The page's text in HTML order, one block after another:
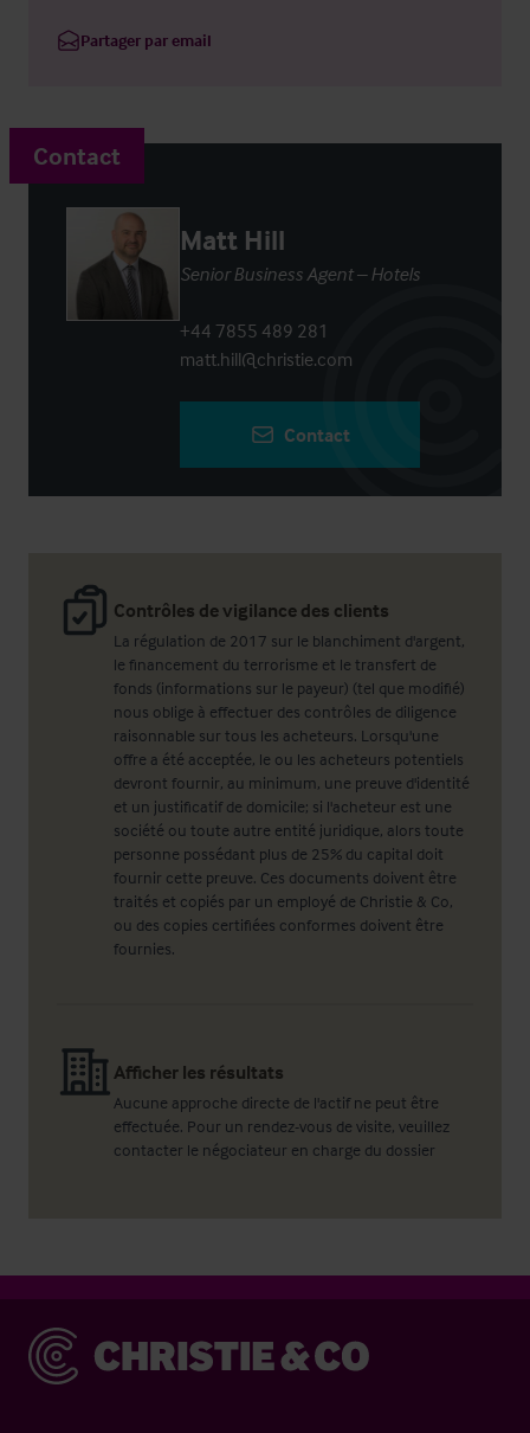
Partager par email
Contrôles de vigilance des clients
La régulation de 2017 sur le blanchiment d'argent,
le financement du terrorisme et le transfert de
fonds (informations sur le payeur) (tel que modifié)
nous oblige à effectuer des contrôles de diligence
raisonnable sur tous les acheteurs. Lorsqu'une
offre a été acceptée, le ou les acheteurs potentiels
devront fournir, au minimum, une preuve d'identité
et un justificatif de domicile; si l'acheteur est une
société ou toute autre entité juridique, alors toute
personne possédant plus de 25% du capital doit
fournir cette preuve. Ces documents doivent être
traités et copiés par un employé de Christie & Co,
ou des copies certifiées conformes doivent être
fournies.
Afficher les résultats
Aucune approche directe de l'actif ne peut être
effectuée. Pour un rendez-vous de visite, veuillez
contacter le négociateur en charge du dossier
Contact
Matt Hill
Senior Business Agent – Hotels
+44 7855 489 281
matt.hill@christie.com
Contact
Christie & Co